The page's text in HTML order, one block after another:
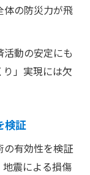
体の防災力が飛
動の安定にも
」実現には欠
検証
の有効性を検証
震による損傷